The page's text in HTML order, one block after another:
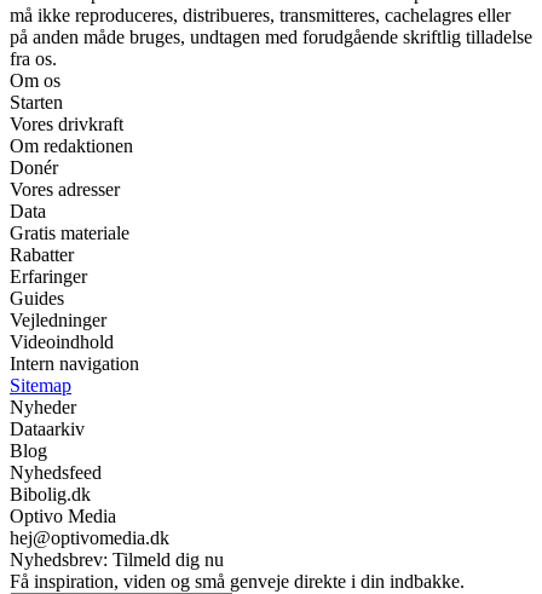
må ikke reproduceres, distribueres, transmitteres, cachelagres eller
på anden måde bruges, undtagen med forudgående skriftlig tilladelse
fra os.
Om os
Starten
Vores drivkraft
Om redaktionen
Donér
Vores adresser
Data
Gratis materiale
Rabatter
Erfaringer
Guides
Vejledninger
Videoindhold
Intern navigation
Sitemap
Nyheder
Dataarkiv
Blog
Nyhedsfeed
Bibolig.dk
Optivo Media
hej@optivomedia.dk
Nyhedsbrev: Tilmeld dig nu
Få inspiration, viden og små genveje direkte i din indbakke.